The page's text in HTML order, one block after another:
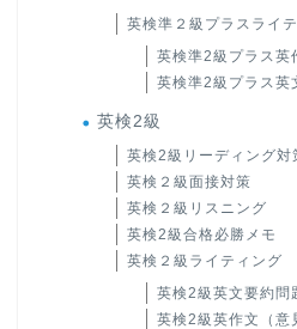
英検準２級プラスライ
英検準2級プラス英
英検準2級プラス英
英検2級
英検2級リーディング対
英検２級面接対策
英検２級リスニング
英検2級合格必勝メモ
英検２級ライティング
英検2級英文要約問
英検2級英作文（意